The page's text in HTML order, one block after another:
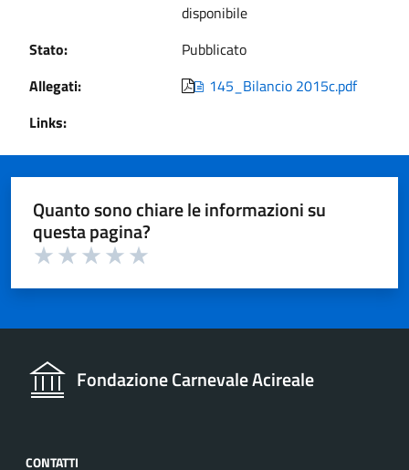
disponibile
Stato:
Pubblicato
Allegati:
145_Bilancio 2015c.pdf
Links:
Quanto sono chiare le informazioni su
questa pagina?
Fondazione Carnevale Acireale
CONTATTI